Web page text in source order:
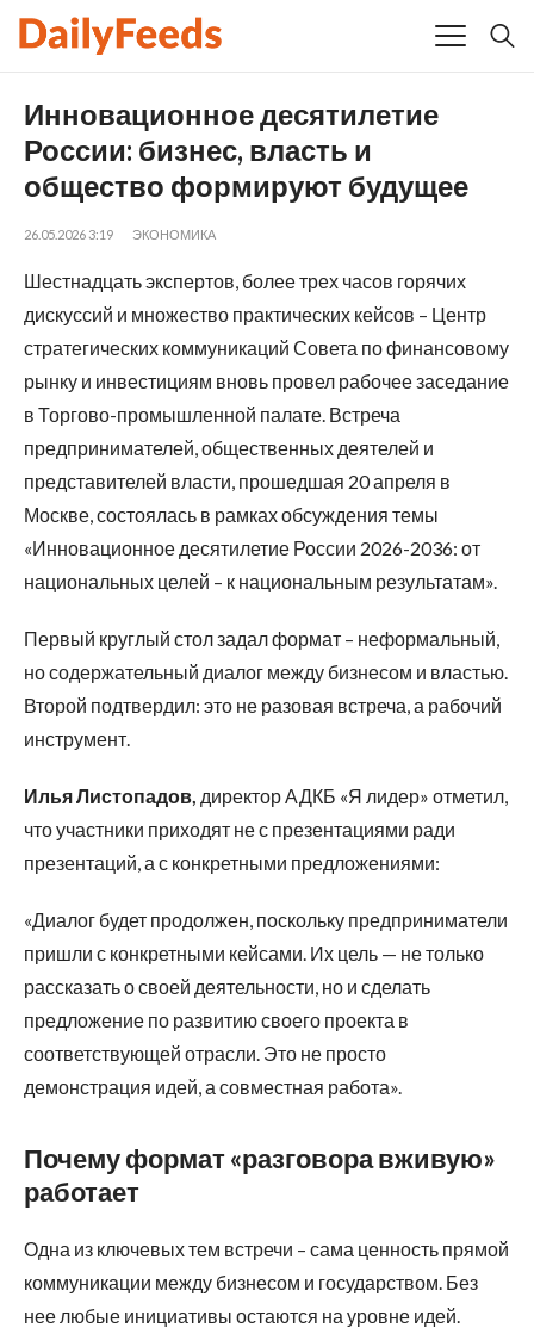
Инновационное десятилетие
России: бизнес, власть и
общество формируют будущее
26.05.2026 3:19 ЭКОНОМИКА
Шестнадцать экспертов, более трех часов горячих
дискуссий и множество практических кейсов – Центр
стратегических коммуникаций Совета по финансовому
рынку и инвестициям вновь провел рабочее заседание
в Торгово-промышленной палате. Встреча
предпринимателей, общественных деятелей и
представителей власти, прошедшая 20 апреля в
Москве, состоялась в рамках обсуждения темы
«Инновационное десятилетие России 2026-2036: от
национальных целей – к национальным результатам».
Первый круглый стол задал формат – неформальный,
но содержательный диалог между бизнесом и властью.
Второй подтвердил: это не разовая встреча, а рабочий
инструмент.
Илья Листопадов, директор АДКБ «Я лидер» отметил,
что участники приходят не с презентациями ради
презентаций, а с конкретными предложениями:
«Диалог будет продолжен, поскольку предприниматели
пришли с конкретными кейсами. Их цель — не только
рассказать о своей деятельности, но и сделать
предложение по развитию своего проекта в
соответствующей отрасли. Это не просто
демонстрация идей, а совместная работа».
Почему формат «разговора вживую»
работает
Одна из ключевых тем встречи – сама ценность прямой
коммуникации между бизнесом и государством. Без
нее любые инициативы остаются на уровне идей.